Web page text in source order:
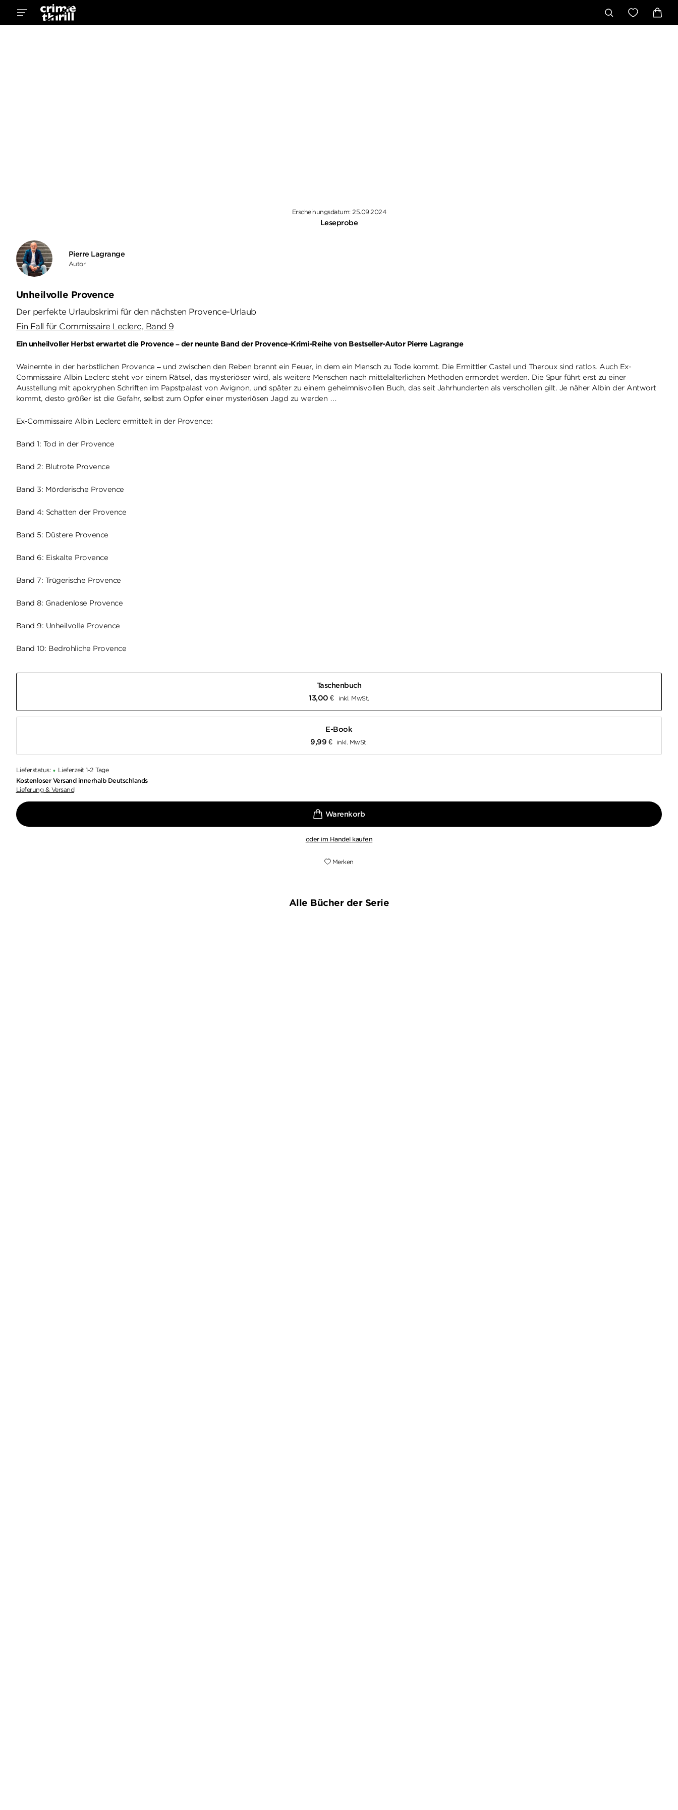
Erscheinungsdatum: 25.09.2024
Leseprobe
Pierre Lagrange
Autor
Unheilvolle Provence
Der perfekte Urlaubskrimi für den nächsten Provence-Urlaub
Ein Fall für Commissaire Leclerc, Band 9
Ein unheilvoller Herbst erwartet die Provence – der neunte Band der Provence-Krimi-Reihe von Bestseller-Autor Pierre Lagrange
Weinernte in der herbstlichen Provence – und zwischen den Reben brennt ein Feuer, in dem ein Mensch zu Tode kommt. Die Ermittler Castel und Theroux sind ratlos. Auch Ex-
Commissaire Albin Leclerc steht vor einem Rätsel, das mysteriöser wird, als weitere Menschen nach mittelalterlichen Methoden ermordet werden. Die Spur führt erst zu einer
Ausstellung mit apokryphen Schriften im Papstpalast von Avignon, und später zu einem geheimnisvollen Buch, das seit Jahrhunderten als verschollen gilt. Je näher Albin der Antwort
kommt, desto größer ist die Gefahr, selbst zum Opfer einer mysteriösen Jagd zu werden …
Ex-Commissaire Albin Leclerc ermittelt in der Provence:
Band 1: Tod in der Provence
Band 2: Blutrote Provence
Band 3: Mörderische Provence
Band 4: Schatten der Provence
Band 5: Düstere Provence
Band 6: Eiskalte Provence
Band 7: Trügerische Provence
Band 8: Gnadenlose Provence
Band 9: Unheilvolle Provence
Band 10: Bedrohliche Provence
Taschenbuch
13,00€ inkl. MwSt.
E-Book
9,99 € inkl. MwSt.
Lieferstatus: • Lieferzeit 1-2 Tage
Kostenloser Versand innerhalb Deutschlands
Lieferung & Versand
oder im Handel kaufen
Merken
Alle Bücher der Serie